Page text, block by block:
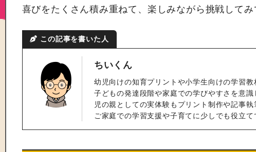
喜びをたくさん積み重ねて、楽しみながら挑戦してみ
この記事を書いた人
ちいくん
幼児向けの知育プリントや小学生向けの学習教
子どもの発達段階や家庭での学びやすさを意
児の親としての実体験もプリント制作や記事執
ご家庭での学習支援や子育てに少しでも役立て